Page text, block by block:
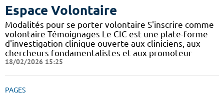
Espace Volontaire
Modalités pour se porter volontaire S'inscrire comme
volontaire Témoignages Le CIC est une plate-forme
d'investigation clinique ouverte aux cliniciens, aux
chercheurs fondamentalistes et aux promoteur
18/02/2026 15:25
PAGES